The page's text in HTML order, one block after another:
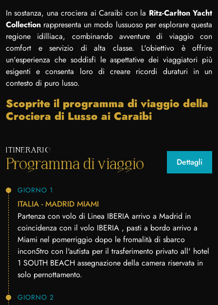
In sostanza, una crociera ai Caraibi con la Ritz-Carlton Yacht
Collection rappresenta un modo lussuoso per esplorare questa
regione idilliaca, combinando avventure di viaggio con
comfort e servizio di alta classe. L'obiettivo è offrire
un'esperienza che soddisfi le aspettative dei viaggiatori più
esigenti e consenta loro di creare ricordi duraturi in un
contesto di puro lusso.
Scoprite il programma di viaggio della
Crociera di Lusso ai Caraibi
ITINERARIO
Programma di viaggio Dettagli
GIORNO 1
ITALIA - MADRID MIAMI
Partenza con volo di Linea IBERIA arrivo a Madrid in
coincidenza con il volo IBERIA , pasti a bordo arrivo a
Miami nel pomerriggio dopo le fromalità di sbarco
incon5tro con l'autista per il trasferimento privato all' hotel
1 SOUTH BEACH assegnazione della camera riservata in
solo pernottamento.
GIORNO 2